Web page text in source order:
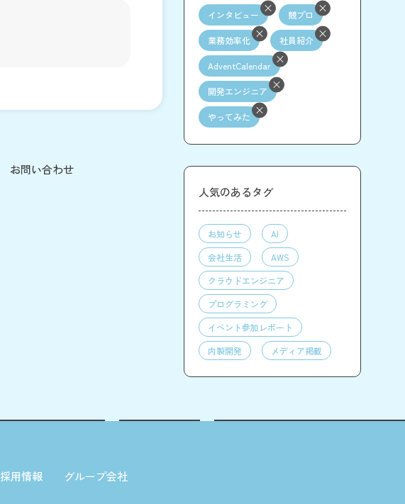
お問い合わせ
インタビュー 競プロ
業務効率化 社員紹介
AdventCalendar
開発エンジニア
やってみた
人気のあるタグ
お知らせ
AI
会社生活
AWS
クラウドエンジニア
プログラミング
イベント参加レポート
内製開発
メディア掲載
採用情報
グループ会社